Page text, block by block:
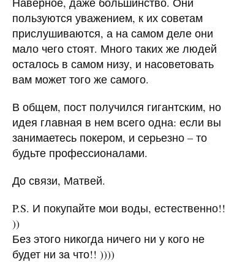
пользуются уважением, к их советам
прислушиваются, а на самом деле они
мало чего стоят. Много таких же людей
осталось в самом низу, и насоветовать
вам может того же самого.
В общем, пост получился гигантским, но
идея главная в нем всего одна: если вы
занимаетесь покером, и серьезно – то
будьте профессионалами.
До связи, Матвей.
P.S. И покупайте мои воды, естественно!!
))
Без этого никогда ничего ни у кого не
будет ни за что!! ))))